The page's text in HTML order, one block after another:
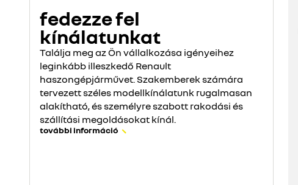
fedezze fel
kínálatunkat
Találja meg az Ön vállalkozása igényeihez
leginkább illeszkedő Renault
haszongépjárművet. Szakemberek számára
tervezett széles modellkínálatunk rugalmasan
alakítható, és személyre szabott rakodási és
szállítási megoldásokat kínál.
további információ